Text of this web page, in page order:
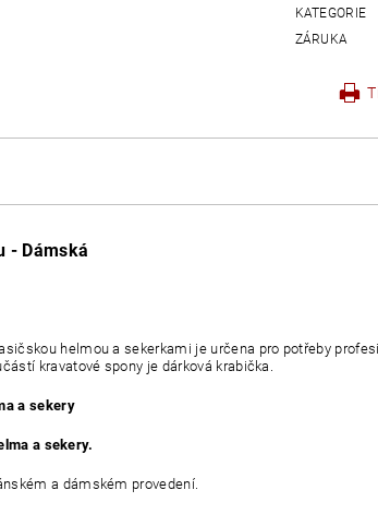
KATEGORIE
ZÁRUKA
- Dámská
helmou a sekerkami je určena pro potřeby
kravatové spony je dárková krabička.
a sekery
a sekery.
a dámském provedení.